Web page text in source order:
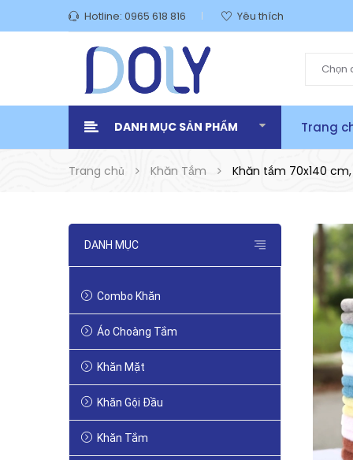
Hotline: 0965 618 816 Yêu thích
Chọn
DANH MỤC SẢN PHẨM Trang
Trang chủ Khăn Tắm Khăn tắm 70x140
DANH MỤC
Combo Khăn
Áo Choàng Tắm
Khăn Mặt
Khăn Gội Đầu
Khăn Tắm